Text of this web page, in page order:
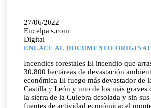
27/06/2022
En: elpais.com
Digital
ENLACE AL DOCUMENTO
Incendios forestales El incendio que
30.800 hectáreas de devastación
económica El fuego más devastador de
Castilla y León y uno de los más graves
la sierra de la Culebra desolada y sin
fuentes de actividad económica: el